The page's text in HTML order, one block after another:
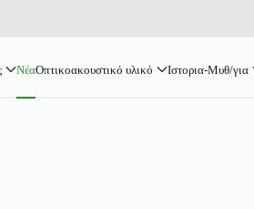
ΝέαΟπτικοακουστικό υλικό Ιστορια-Μυθ/για